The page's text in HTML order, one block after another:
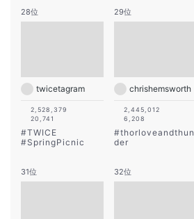
28位
twicetagram
2,528,379
20,741
#TWICE
#SpringPicnic
29位
chrishemsworth
2,445,012
6,208
#thorloveandthun
der
31位 32位